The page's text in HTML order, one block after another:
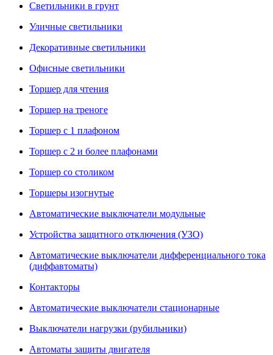
Светильники в грунт
Уличные светильники
Декоративные светильники
Офисные светильники
Торшер для чтения
Торшер на треноге
Торшер с 1 плафоном
Торшер с 2 и более плафонами
Торшер со столиком
Торшеры изогнутые
Автоматические выключатели модульные
Устройства защитного отключения (УЗО)
Автоматические выключатели дифференциального тока
(диффавтоматы)
Контакторы
Автоматические выключатели стационарные
Выключатели нагрузки (рубильники)
Автоматы защиты двигателя